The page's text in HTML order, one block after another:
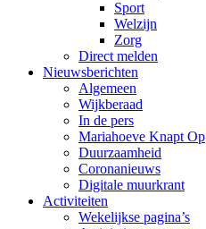
Sport
Welzijn
Zorg
Direct melden
Nieuwsberichten
Algemeen
Wijkberaad
In de pers
Mariahoeve Knapt Op
Duurzaamheid
Coronanieuws
Digitale muurkrant
Activiteiten
Wekelijkse pagina’s